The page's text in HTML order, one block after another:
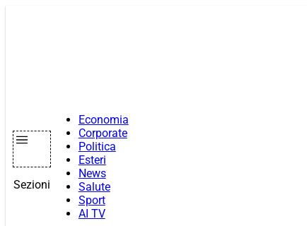
Sezioni
Economia
Corporate
Politica
Esteri
News
Salute
Sport
AI TV